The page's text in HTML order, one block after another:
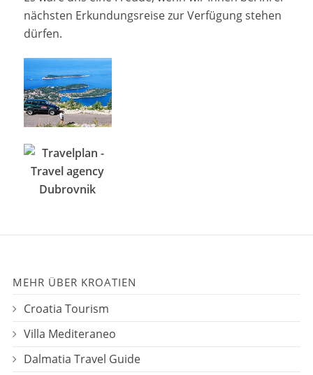
nächsten Erkundungsreise zur Verfügung stehen
dürfen.
MEHR ÜBER KROATIEN
Croatia Tourism
Villa Mediteraneo
Dalmatia Travel Guide